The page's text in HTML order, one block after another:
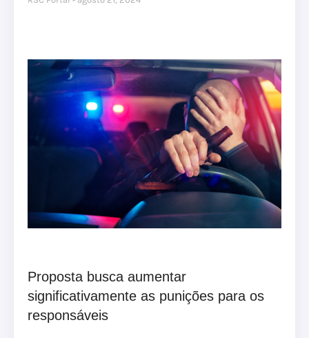
Proposta busca aumentar
significativamente as punições para os
responsáveis